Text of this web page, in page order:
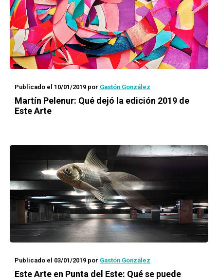
Publicado el 10/01/2019 por Gastón González
Martín Pelenur: Qué dejó la edición 2019 de
Este Arte
Publicado el 03/01/2019 por Gastón González
Este Arte en Punta del Este: Qué se puede